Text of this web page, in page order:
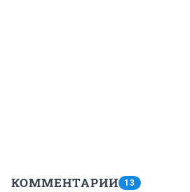
КОММЕНТАРИИ 13